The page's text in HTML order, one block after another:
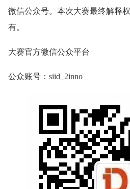
微信公众号。本次大赛最终解释
有。
大赛官方微信公众平台
公众账号：siid_2inno